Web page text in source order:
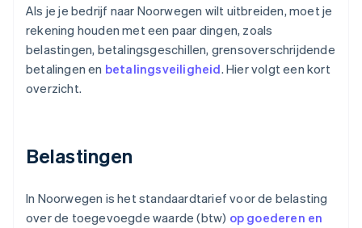
Als je je bedrijf naar Noorwegen wilt uitbreiden, moet je
rekening houden met een paar dingen, zoals
belastingen, betalingsgeschillen, grensoverschrijdende
betalingen en betalingsveiligheid. Hier volgt een kort
overzicht.
Belastingen
In Noorwegen is het standaardtarief voor de belasting
over de toegevoegde waarde (btw) op goederen en